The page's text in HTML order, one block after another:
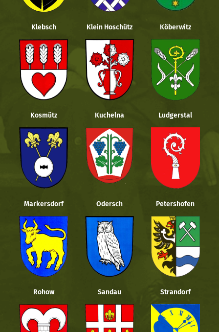
Klebsch Klein Hoschütz Köberwitz
Kosmütz Kuchelna Ludgerstal
Markersdorf Odersch Petershofen
Rohow Sandau Strandorf